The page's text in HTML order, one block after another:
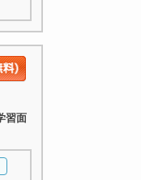
習面